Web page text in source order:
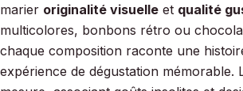
marier originalité visuelle et qualité
multicolores, bonbons rétro ou
chaque composition raconte une
expérience de dégustation mémorable.